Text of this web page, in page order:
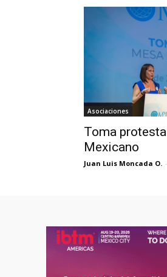
Asociaciones
Toma
Mexicano
Juan Luis Moncada O. -